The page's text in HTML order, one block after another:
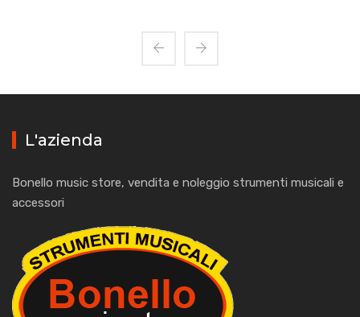
L'azienda
Bonello music store, vendita e noleggio strumenti musicali e
accessori